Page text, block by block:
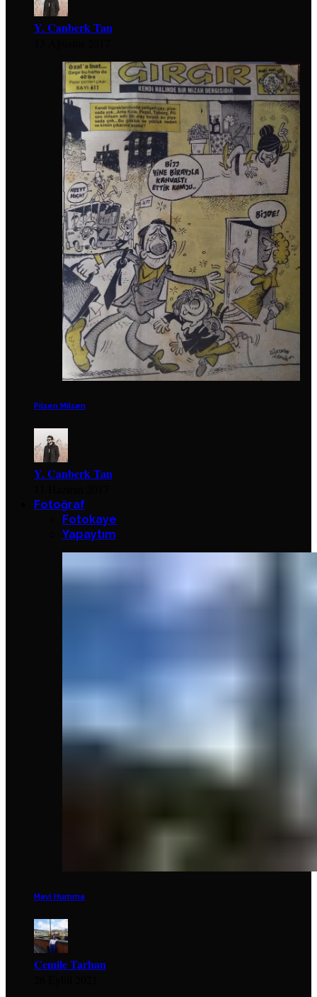
Y. Canberk Tan
Pilsen Milsen
Y. Canberk Tan
Fotoğraf
Fotokaye
Yapaytım
Mavi Humma
Cemile Tarhan